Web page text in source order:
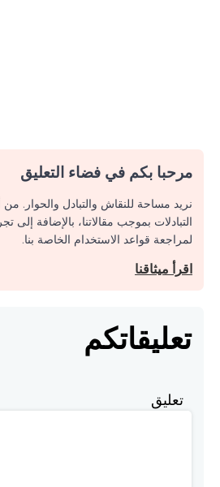
مرحبا بكم في فضاء التعليق
نريد مساحة للنقاش والتبادل والحوار.
التبادلات بموجب مقالاتنا، بالإضافة
لمراجعة قواعد الاستخدام الخاصة بنا.
اقرأ ميثاقنا
تعليقاتكم
تعليق